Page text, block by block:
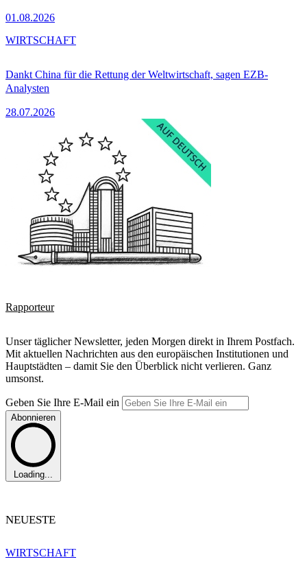
01.08.2026
Dankt China für die Rettung der Weltwirtschaft, sagen EZB-
Analysten
28.07.2026
WIRTSCHAFT
Rapporteur
Unser täglicher Newsletter, jeden Morgen direkt in Ihrem Postfach.
Mit aktuellen Nachrichten aus den europäischen Institutionen und
Hauptstädten – damit Sie den Überblick nicht verlieren. Ganz
umsonst.
Geben Sie Ihre E-Mail ein
Abonnieren
Loading...
NEUESTE
WIRTSCHAFT